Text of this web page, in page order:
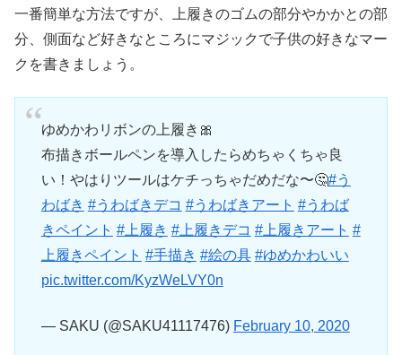
一番簡単な方法ですが、上履きのゴムの部分やかかとの部
分、側面など好きなところにマジックで子供の好きなマー
クを書きましょう。
ゆめかわリボンの上履き🎀
布描きボールペンを導入したらめちゃくちゃ良
い！やはりツールはケチっちゃだめだな〜🤔#う
わばき #うわばきデコ #うわばきアート #うわば
きペイント #上履き #上履きデコ #上履きアート #
上履きペイント #手描き #絵の具 #ゆめかわいい
pic.twitter.com/KyzWeLVY0n
— SAKU (@SAKU41117476) February 10, 2020